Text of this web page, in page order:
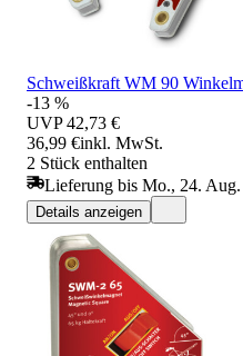
Schweißkraft WM 90
-13 %
UVP 42,73 €
36,99 €inkl. MwSt.
2 Stück enthalten
Lieferung bis Mo., 24. Aug.
Details anzeigen